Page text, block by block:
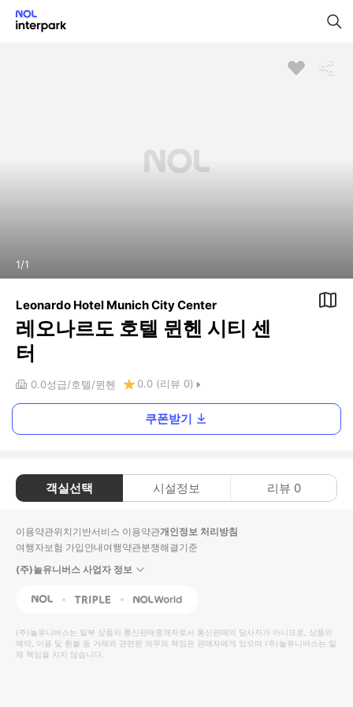
1/1
Leonardo Hotel Munich City Center
레오나르도 호텔 뮌헨 시티 센
터
0.0성급 호텔 뮌헨 0.0 (리뷰 0)
쿠폰받기
객실선택 시설정보 리뷰 0
이용약관위치기반서비스 이용약관개인정보 처리방침
여행자보험 가입안내여행약관분쟁해결기준
(주)놀유니버스 사업자 정보
NOL Triple Interpark Global
(주)놀유니버스는 일부 상품의 통신판매중개자로서 통신판매의 당사자가 아니므로, 상품의
예약, 이용 및 환불 등 거래와 관련된 의무와 책임은 판매자에게 있으며 (주)놀유니버스는 일
체 책임을 지지 않습니다.